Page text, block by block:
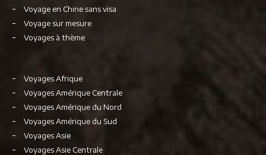
Voyage en Chine sans visa
Voyage sur mesure
Voyages à thème
Voyages Afrique
Voyages Amérique Centrale
Voyages Amérique du Nord
Voyages Amérique du Sud
Voyages Asie
Voyages Asie Centrale